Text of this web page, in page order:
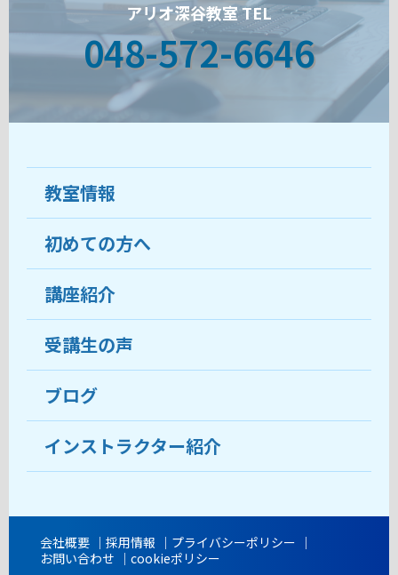
アリオ深谷教室 TEL
048-572-6646
教室情報
教室について
受講生の声
おすすめ・人気の講座
目的から講座を探す
教室ブログ
初めての方へ
ココがおすすめ
料金
受講までの流れ
よくあるご質問
講座紹介
受講生の声
ブログ
インストラクター紹介
会社概要 採用情報
プライバシーポリシー
お問い合わせ
cookieポリシー